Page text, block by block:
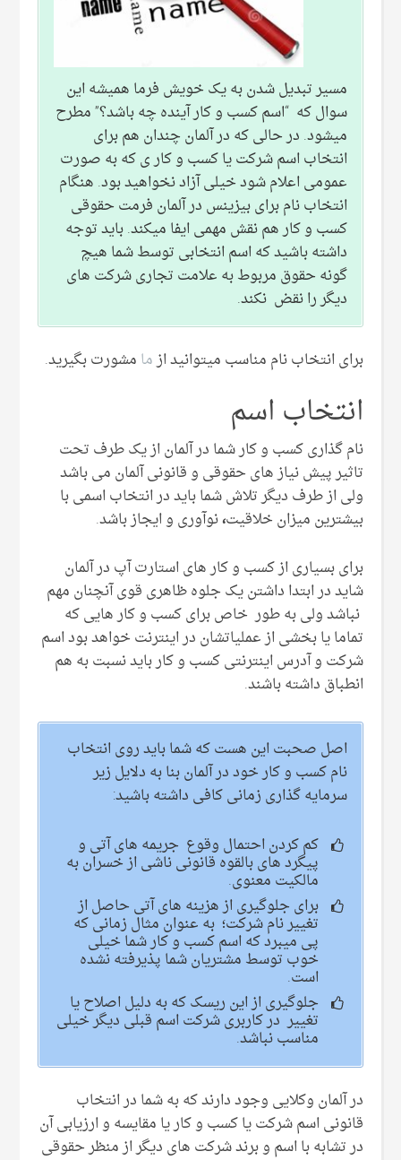
مسیر تبدیل شدن به یک خویش فرما همیشه این
سوال که “اسم کسب و کار آینده چه باشد؟” مطرح
میشود. در حالی که در آلمان چندان هم برای
انتخاب اسم شرکت یا کسب و کار ی که به صورت
عمومی اعلام شود خیلی آزاد نخواهید بود. هنگام
انتخاب نام برای بیزینس در آلمان فرمت حقوقی
کسب و کار هم نقش مهمی ایفا میکند. باید توجه
داشته باشید که اسم انتخابی توسط شما هیچ
گونه حقوق مربوط به علامت تجاری شرکت های
دیگر را نقض نکند.
برای انتخاب نام مناسب میتوانید ازما مشورت بگیرید.
انتخاب اسم
نام گذاری کسب و کار شما در آلمان از یک طرف تحت
تاثیر پیش نیاز های حقوقی و قانونی آلمان می باشد
ولی از طرف دیگر تلاش شما باید در انتخاب اسمی با
بیشترین میزان خلاقیت،نوآوری و ایجاز باشد.
برای بسیاری از کسب و کار های استارت آپ در آلمان
شاید در ابتدا داشتن یک جلوه ظاهری قوی آنچنان مهم
نباشد ولی به طور خاص برای کسب و کار هایی که
تماما یا بخشی از عملیاتشان در اینترنت خواهد بود اسم
شرکت و آدرس اینترنتی کسب و کار باید نسبت به هم
انطباق داشته باشند.
اصل صحبت این هست که شما باید روی انتخاب
نام کسب و کار خود در آلمان بنا به دلایل زیر
سرمایه گذاری زمانی کافی داشته باشید:
کم کردن احتمال وقوع جریمه های آتی و
پیگرد های بالقوه قانونی ناشی از خسران به
مالکیت معنوی.
برای جلوگیری از هزینه های آتی حاصل از
تغییر نام شرکت؛ به عنوان مثال زمانی که
پی میبرد که اسم کسب و کار شما خیلی
خوب توسط مشتریان شما پذیرفته نشده
است.
جلوگیری از این ریسک که به دلیل اصلاح یا
تغییر در کاربری شرکت اسم قبلی دیگر خیلی
مناسب نباشد.
در آلمان وکلایی وجود دارند که به شما در انتخاب
قانونی اسم شرکت یا کسب و کار یا مقایسه و ارزیابی آن
در تشابه با اسم و برند شرکت های دیگر از منظر حقوقی